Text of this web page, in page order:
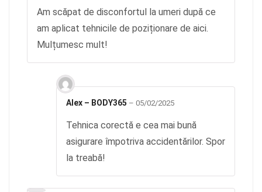
Am scăpat de disconfortul la umeri după ce
am aplicat tehnicile de poziționare de aici.
Mulțumesc mult!
Alex – BODY365 – 05/02/2025
Tehnica corectă e cea mai bună
asigurare împotriva accidentărilor. Spor
la treabă!